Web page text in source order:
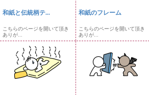
和紙と伝統柄テ...
こちらのページを開いて頂き
ありが...
和紙のフレーム
こちらのページを開いて頂き
ありが...